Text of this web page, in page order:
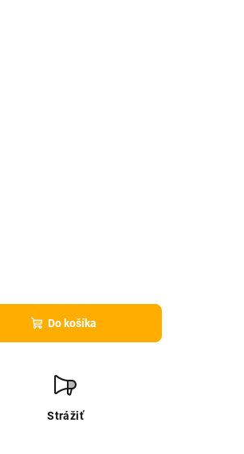
Do košíka
Strážiť